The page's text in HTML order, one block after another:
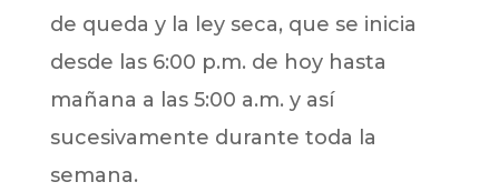
de queda y la ley seca, que se inicia
desde las 6:00 p.m. de hoy hasta
mañana a las 5:00 a.m. y así
sucesivamente durante toda la
semana.